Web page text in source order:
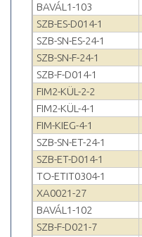
BAVÁL1-103
SZB-ES-D014-1
SZB-SN-ES-24-1
SZB-SN-F-24-1
SZB-F-D014-1
FIM2-KÜL-2-2
FIM2-KÜL-4-1
FIM-KIEG-4-1
SZB-SN-ET-24-1
SZB-ET-D014-1
TO-ETIT0304-1
XA0021-27
BAVÁL1-102
SZB-F-D021-7